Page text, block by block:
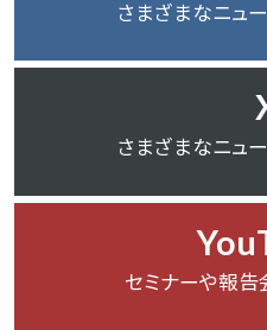
さまざまなニュ
さまざまなニュ
セミナーや報告